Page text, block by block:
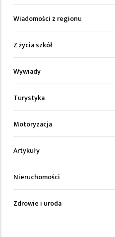
Wiadomości z regionu
Z życia szkół
Wywiady
Turystyka
Motoryzacja
Artykuły
Nieruchomości
Zdrowie i uroda